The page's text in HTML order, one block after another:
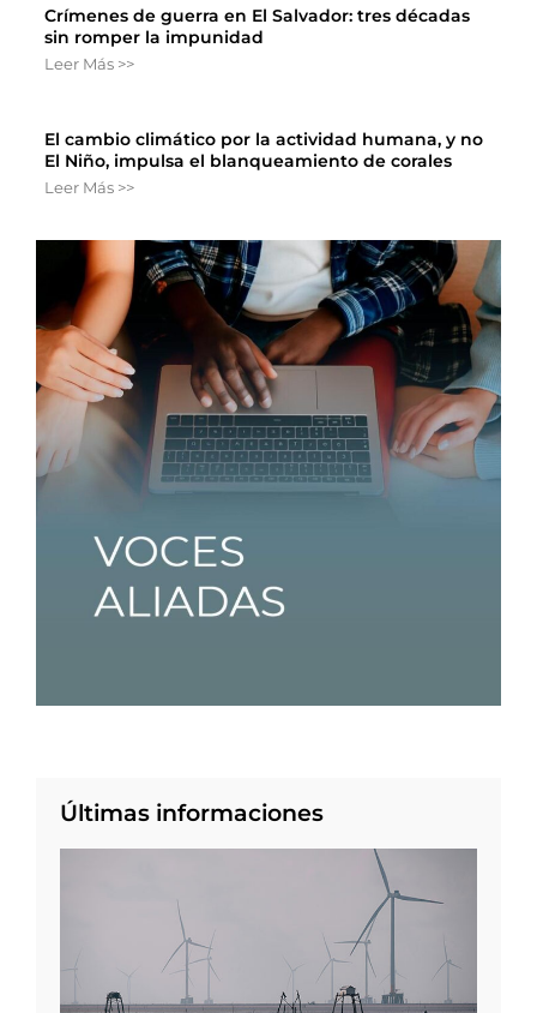
Crímenes de guerra en El Salvador: tres décadas
sin romper la impunidad
Leer Más >>
El cambio climático por la actividad humana, y no
El Niño, impulsa el blanqueamiento de corales
Leer Más >>
Últimas informaciones